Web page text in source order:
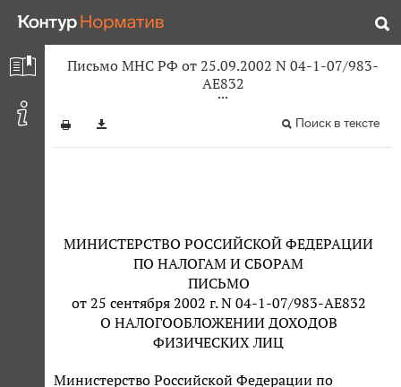
Письмо МНС РФ от 25.09.2002 N 04-1-07/983-
АЕ832
Поиск в тексте
МИНИСТЕРСТВО РОССИЙСКОЙ ФЕДЕРАЦИИ
ПО НАЛОГАМ И СБОРАМ
ПИСЬМО
от 25 сентября 2002 г. N 04-1-07/983-АЕ832
О НАЛОГООБЛОЖЕНИИ ДОХОДОВ
ФИЗИЧЕСКИХ ЛИЦ
Министерство Российской Федерации по